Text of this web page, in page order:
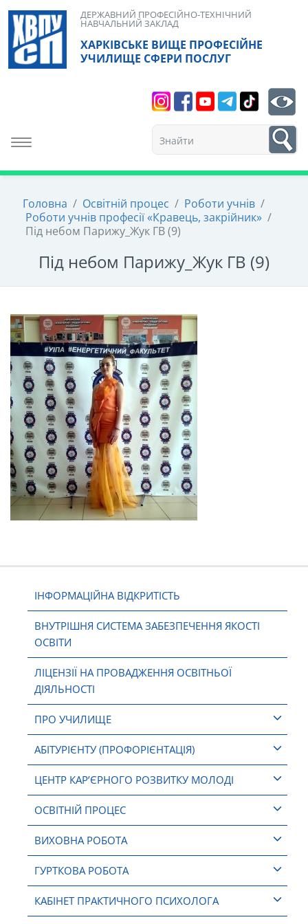
Skip
content
ХАРКІВСЬКЕ ВИЩЕ ПРОФЕСІЙНЕ
УЧИЛИЩЕ СФЕРИ ПОСЛУГ
ДЕРЖАВНИЙ ПРОФЕСІЙНО-ТЕХНІЧНИЙ
НАВЧАЛЬНИЙ ЗАКЛАД
Toggle navigation
1
Головна / Освітній процес / Роботи учнів /
Роботи учнів професії «Кравець, закрійник» /
Під небом Парижу_Жук ГВ (9)
Під небом Парижу_Жук ГВ (9)
ІНФОРМАЦІЙНА ВІДКРИТІСТЬ
ВНУТРІШНЯ СИСТЕМА ЗАБЕЗПЕЧЕННЯ ЯКОСТІ
ОСВІТИ
ЛІЦЕНЗІЇ НА ПРОВАДЖЕННЯ ОСВІТНЬОЇ
ДІЯЛЬНОСТІ
ПРО УЧИЛИЩЕ
АБІТУРІЄНТУ (ПРОФОРІЄНТАЦІЯ)
ЦЕНТР КАР’ЄРНОГО РОЗВИТКУ МОЛОДІ
ОСВІТНІЙ ПРОЦЕС
ВИХОВНА РОБОТА
ГУРТКОВА РОБОТА
КАБІНЕТ ПРАКТИЧНОГО ПСИХОЛОГА